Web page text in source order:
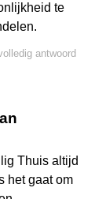
te
antwoord
Thuis altijd
het gaat om